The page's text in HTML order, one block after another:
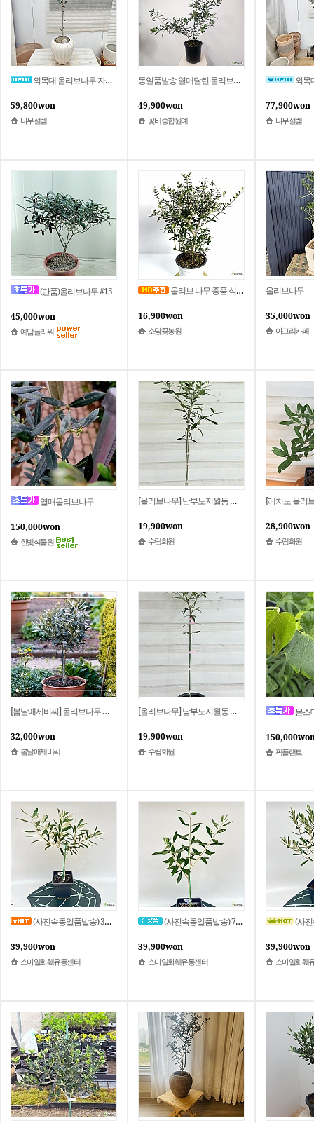
외목대 올리브나무 자가수정품종 미션 플랜테리어
59,800won
나무설렘
동일품발송 열매달린 올리브나무 가지형 1번포트499 꽃비종합원예
49,900won
꽃비종합원예
외목대 올리브
77,900won
나무설렘
(단품)올리브나무 #15
45,000won
예담플라워
올리브 나무 중품 식물키우기 관엽식물 거실꾸미기 잎 묘목 올리브화분
16,900won
소담꽃농원
올리브나무
35,000won
아그리카페
열매올리브나무
150,000won
한빛식물원
[올리브나무] 남부노지월동 내한성이 강하고 열매가 잘열리는 관상수 S3523 -동일품배송- 높이;95cm 폭;38cm
19,900won
수림화원
28,900won
수림화원
[봄날애제비씨] 올리브나무 중형(H0.5~) 공기정화식물 키우기
32,000won
봄날애제비씨
[올리브나무] 남부노지월동 내한성이 강하고 열매가 잘열리는 관상수 S3525 -동일품배송- 높이;94cm 폭;29cm
19,900won
수림화원
몬스테라 델
픽플랜트
(사진속동일품발송) 3번 사각화분 미션 올리브 나무 자가수정품종 높이 60cm 39,900원
39,900won
스마일화훼유통센터
(사진속동일품발송) 7번 사각화분 미션 올리브 나무 자가수정품종 스마일화훼유통센터
39,900won
스마일화훼유통센터
(사진속동일품발송) 8
39,900won
스마일화훼